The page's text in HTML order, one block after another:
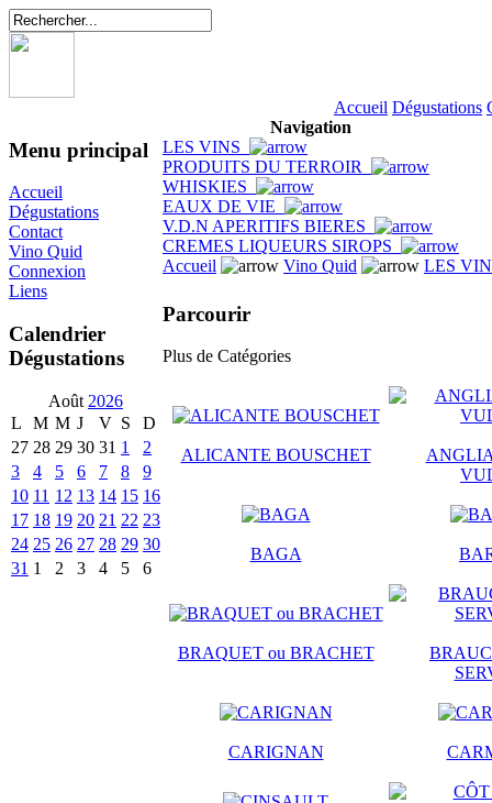
Accueil Dégustations
Menu principal
Accueil
Dégustations
Contact
Vino Quid
Connexion
Liens
Calendrier
Dégustations
Août 2026
L
M M J V S
D
27 28 29 30 31 1
2
3
4 5 6 7 8
9
10 11 12 13 14 15 16
17 18 19 20 21 22 23
24 25 26 27 28 29 30
31 1 2 3 4 5 6
Navigation
LES VINS
PRODUITS DU TERROIR
WHISKIES
EAUX DE VIE
V.D.N APERITIFS BIERES
CREMES LIQUEURS SIROPS
Accueil
Vino Quid LES
Parcourir
Plus de Catégories
ALICANTE BOUSCHET
BAGA
BRAQUET ou BRACHET
CARIGNAN